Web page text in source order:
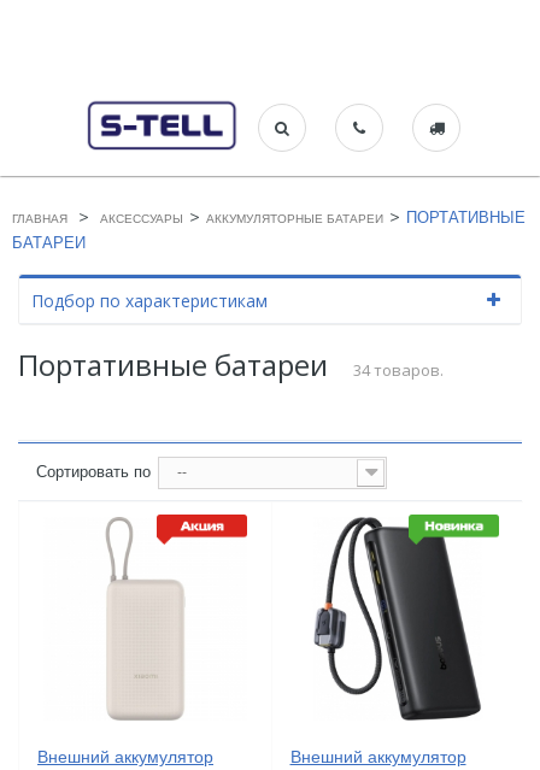
ГЛАВНАЯ > АКСЕССУАРЫ > АККУМУЛЯТОРНЫЕ БАТАРЕИ > ПОРТАТИВНЫЕ
БАТАРЕИ
Подбор по характеристикам
Портативные батареи 34 товаров.
Сортировать по --
Внешний аккумулятор
Внешний аккумулятор